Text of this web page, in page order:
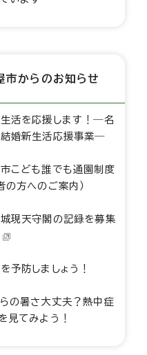
市からのお知らせ
活を応援します！―名
婚新生活応援事業―
こども誰でも通園制度
の方へのご案内）
現天守閣の記録を募集
予防しましょう！
の暑さ大丈夫？熱中症
見てみよう！